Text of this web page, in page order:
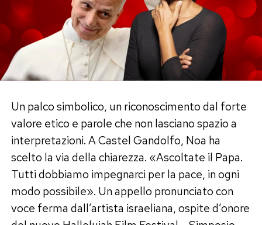
Un palco simbolico, un riconoscimento dal forte
valore etico e parole che non lasciano spazio a
interpretazioni. A Castel Gandolfo, Noa ha
scelto la via della chiarezza. «Ascoltate il Papa.
Tutti dobbiamo impegnarci per la pace, in ogni
modo possibile». Un appello pronunciato con
voce ferma dall’artista israeliana, ospite d’onore